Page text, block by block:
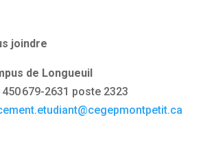
joindre
de Longueuil
450 679-2631 poste 2323